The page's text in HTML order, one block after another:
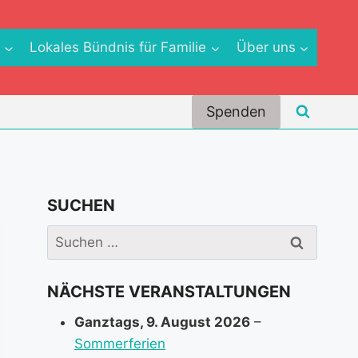
Lokales Bündnis für Familie Über uns
Spenden
SUCHEN
Suchen
nach:
NÄCHSTE VERANSTALTUNGEN
Ganztags, 9. August 2026 –
Sommerferien